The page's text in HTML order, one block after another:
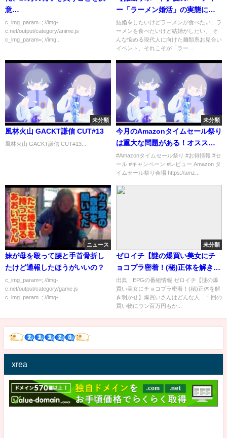
意…
c_img_param=; //img-
c.net/output/category/anime.js
c_img_param=; //img...
ー「ラーメン婚活」の実態に迫
る！
結婚をしたいけどラーメンが食べたい、ラ
ーメンを食べたいけど結婚がしたい、 そ
んな悩める現代人に向けた麺類系お見合い
イベント、それこそが「ラー...
未分類
風林火山 GACKT謙信 CUT#13
風林火山 GACKT謙信 CUT#13...
未分類
今月のAmazonタイムセール祭り
は重大な問題がある！オススメ
品も紹介するけど…とりあえず
見てくれ！【2022年6月版,レビ
ュー】
#Amazonタイムセール祭り #お得情報 #セ
ール #キャンペーン #レビュー Amazon タ
イムセール祭り会場 https://amz...
ニュース
妹が母を殴って腰と手首骨折し
たけど通報したほうがいいの？
c_img_param=; //img-
c.net/output/category/game.js
c_img_param=; //img-...
未分類
ゼロイチ【謎の爆買い美女にチ
ョコプラ密着！(秘)正体を解き明
かせ】[字]…の番組内容解析まと
め
出典：EPGの番組情報 ゼロイチ【謎の爆
買い美女にチョコプラ密着！(秘)正体を解
き明かせ】爆買いさんはどんな人…１回の
買い物にウン百万円もか...
xrea